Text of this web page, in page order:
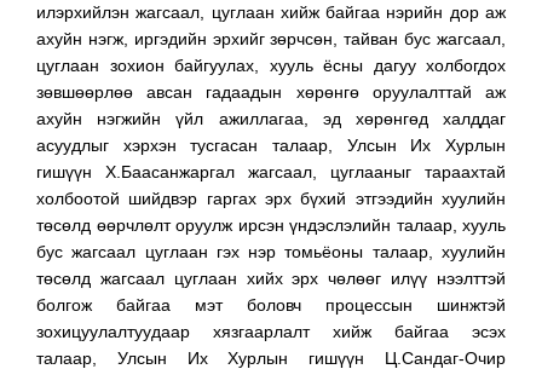
илэрхийлэн жагсаал, цуглаан хийж байгаа нэрийн дор аж
ахуйн нэгж, иргэдийн эрхийг зөрчсөн, тайван бус жагсаал,
цуглаан зохион байгуулах, хууль ёсны дагуу холбогдох
зөвшөөрлөө авсан гадаадын хөрөнгө оруулалттай аж
ахуйн нэгжийн үйл ажиллагаа, эд хөрөнгөд халддаг
асуудлыг хэрхэн тусгасан талаар, Улсын Их Хурлын
гишүүн Х.Баасанжаргал жагсаал, цуглааныг тараахтай
холбоотой шийдвэр гаргах эрх бүхий этгээдийн хуулийн
төсөлд өөрчлөлт оруулж ирсэн үндэслэлийн талаар, хууль
бус жагсаал цуглаан гэх нэр томьёоны талаар, хуулийн
төсөлд жагсаал цуглаан хийх эрх чөлөөг илүү нээлттэй
болгож байгаа мэт боловч процессын шинжтэй
зохицуулалтуудаар хязгаарлалт хийж байгаа эсэх
талаар, Улсын Их Хурлын гишүүн Ц.Сандаг-Очир